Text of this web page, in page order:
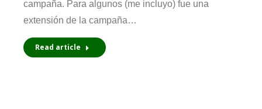
campaña. Para algunos (me incluyo) fue una
extensión de la campaña…
Read article